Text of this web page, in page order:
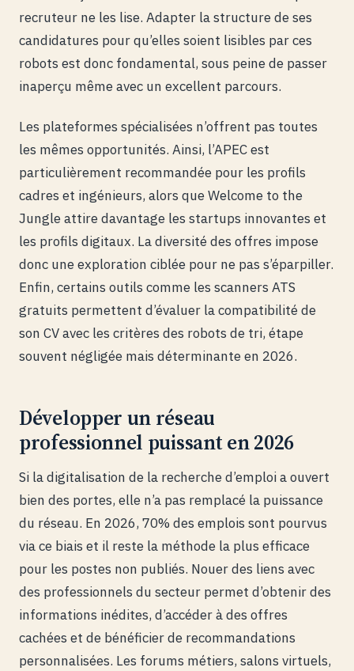
recruteur ne les lise. Adapter la structure de ses
candidatures pour qu’elles soient lisibles par ces
robots est donc fondamental, sous peine de passer
inaperçu même avec un excellent parcours.
Les plateformes spécialisées n’offrent pas toutes
les mêmes opportunités. Ainsi, l’APEC est
particulièrement recommandée pour les profils
cadres et ingénieurs, alors que Welcome to the
Jungle attire davantage les startups innovantes et
les profils digitaux. La diversité des offres impose
donc une exploration ciblée pour ne pas s’éparpiller.
Enfin, certains outils comme les scanners ATS
gratuits permettent d’évaluer la compatibilité de
son CV avec les critères des robots de tri, étape
souvent négligée mais déterminante en 2026.
Développer un réseau
professionnel puissant en 2026
Si la digitalisation de la recherche d’emploi a ouvert
bien des portes, elle n’a pas remplacé la puissance
du réseau. En 2026, 70% des emplois sont pourvus
via ce biais et il reste la méthode la plus efficace
pour les postes non publiés. Nouer des liens avec
des professionnels du secteur permet d’obtenir des
informations inédites, d’accéder à des offres
cachées et de bénéficier de recommandations
personnalisées. Les forums métiers, salons virtuels,